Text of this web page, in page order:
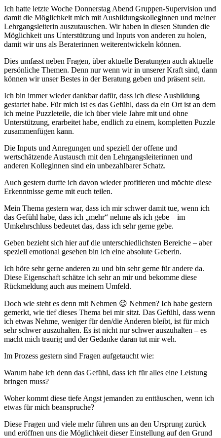
Ich hatte letzte Woche Donnerstag Abend Gruppen-Supervision und
damit die Möglichkeit mich mit Ausbildungskolleginnen und meiner
Lehrgangsleiterin auszutauschen. Wir haben in diesen Stunden die
Möglichkeit uns Unterstützung und Inputs von anderen zu holen,
damit wir uns als Beraterinnen weiterentwickeln können.
Dies umfasst neben Fragen, über aktuelle Beratungen auch aktuelle
persönliche Themen. Denn nur wenn wir in unserer Kraft sind, dann
können wir unser Bestes in der Beratung geben und präsent sein.
Ich bin immer wieder dankbar dafür, dass ich diese Ausbildung
gestartet habe. Für mich ist es das Gefühl, dass da ein Ort ist an dem
ich meine Puzzleteile, die ich über viele Jahre mit und ohne
Unterstützung, erarbeitet habe, endlich zu einem, kompletten Puzzle
zusammenfügen kann.
Die Inputs und Anregungen und speziell der offene und
wertschätzende Austausch mit den Lehrgangsleiterinnen und
anderen Kolleginnen sind ein unbezahlbarer Schatz.
Auch gestern durfte ich davon wieder profitieren und möchte diese
Erkenntnisse gerne mit euch teilen.
Mein Thema gestern war, dass ich mir schwer damit tue, wenn ich
das Gefühl habe, dass ich „mehr“ nehme als ich gebe – im
Umkehrschluss bedeutet das, dass ich sehr gerne gebe.
Geben bezieht sich hier auf die unterschiedlichsten Bereiche – aber
speziell emotional gesehen bin ich eine absolute Geberin.
Ich höre sehr gerne anderen zu und bin sehr gerne für andere da.
Diese Eigenschaft schätze ich sehr an mir und bekomme diese
Rückmeldung auch aus meinem Umfeld.
Doch wie steht es denn mit Nehmen 😉 Nehmen? Ich habe gestern
gemerkt, wie tief dieses Thema bei mir sitzt. Das Gefühl, dass wenn
ich etwas Nehme, weniger für den/die Anderen bleibt, ist für mich
sehr schwer auszuhalten. Es ist nicht nur schwer auszuhalten – es
macht mich traurig und der Gedanke daran tut mir weh.
Im Prozess gestern sind Fragen aufgetaucht wie:
Warum habe ich denn das Gefühl, dass ich für alles eine Leistung
bringen muss?
Woher kommt diese tiefe Angst jemanden zu enttäuschen, wenn ich
etwas für mich beanspruche?
Diese Fragen und viele mehr führen uns an den Ursprung zurück
und eröffnen uns die Möglichkeit dieser Einstellung auf den Grund